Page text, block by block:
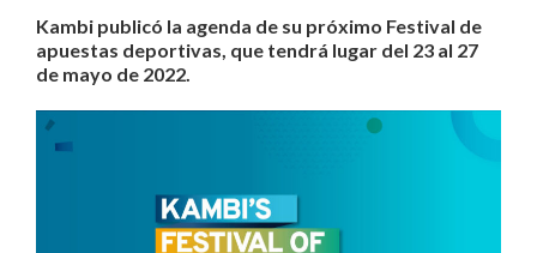
Kambi publicó la agenda de su próximo Festival de
apuestas deportivas, que tendrá lugar del 23 al 27
de mayo de 2022.